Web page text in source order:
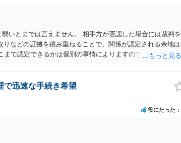
いとまでは言えません。 相手方が否認した場合には裁判を
などの証拠を積み重ねることで、関係が認定される余地は
で認定できるかは個別の事情によりますので、お早めに弁
で迅速な手続き希望
役にたった